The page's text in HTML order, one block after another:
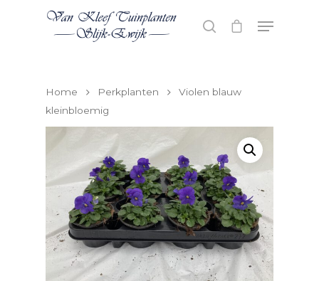
Hit enter to search or ESC to close
Home Perkplanten
Violen blauw
kleinbloemig